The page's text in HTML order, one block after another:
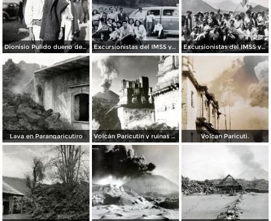
Dionisio Pulido dueno del terreno llamado Cuyutziro donde nacio el Volcan ( El 18 deAbril de 1943 ). Excursionistas del IMSS y de La industria cinematografica al Volcan Paricutín, Michoacán Excursionistas del IMSS y de La industria cinematografica al Volcan Paricutín, Michoacán
Lava en Parangaricutiro Volcán Paricutín y ruinas del templo Volcan Paricuti.